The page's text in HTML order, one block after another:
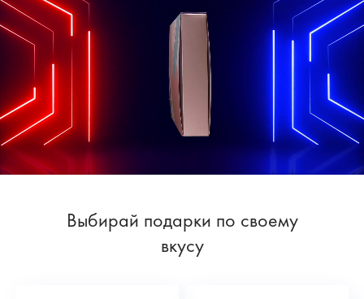
Выбирай подарки по своему
вкусу